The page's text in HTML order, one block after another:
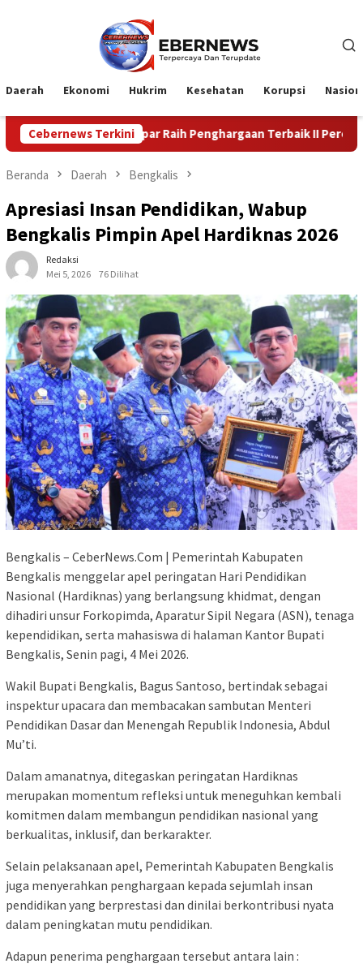
Daerah Ekonomi Hukrim Kesehatan Korupsi
Cebernews Terkini
Raih Penghargaan Terbaik II Perencanaan dan
Beranda Daerah Bengkalis
Apresiasi Insan Pendidikan, Wabup
Bengkalis Pimpin Apel Hardiknas 2026
Redaksi
Mei 5, 2026
76 Dilihat
Bengkalis – CeberNews.Com | Pemerintah Kabupaten
Bengkalis menggelar apel peringatan Hari Pendidikan
Nasional (Hardiknas) yang berlangsung khidmat, dengan
dihadiri unsur Forkopimda, Aparatur Sipil Negara (ASN), tenaga
kependidikan, serta mahasiswa di halaman Kantor Bupati
Bengkalis, Senin pagi, 4 Mei 2026.
Wakil Bupati Bengkalis, Bagus Santoso, bertindak sebagai
inspektur upacara dan membacakan sambutan Menteri
Pendidikan Dasar dan Menengah Republik Indonesia, Abdul
Mu’ti.
Dalam amanatnya, ditegaskan peringatan Hardiknas
merupakan momentum refleksi untuk meneguhkan kembali
komitmen dalam membangun pendidikan nasional yang
berkualitas, inklusif, dan berkarakter.
Selain pelaksanaan apel, Pemerintah Kabupaten Bengkalis
juga menyerahkan penghargaan kepada sejumlah insan
pendidikan yang berprestasi dan dinilai berkontribusi nyata
dalam peningkatan mutu pendidikan.
Adapun penerima penghargaan tersebut antara lain :